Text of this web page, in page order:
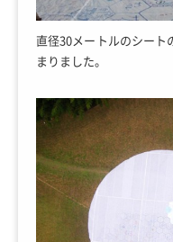
直径30メートルのシー
まりました。